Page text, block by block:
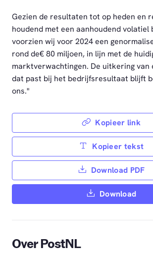
Gezien de resultaten tot op heden en
houdend met een aanhoudend
voorzien wij voor 2024 een
rond de€ 80 miljoen, in lijn met de
marktverwachtingen. De uitkering van
dat past bij het bedrijfsresultaat blijft
ons."
Kopieer link
Kopieer tekst
Download PDF
Download
Over PostNL